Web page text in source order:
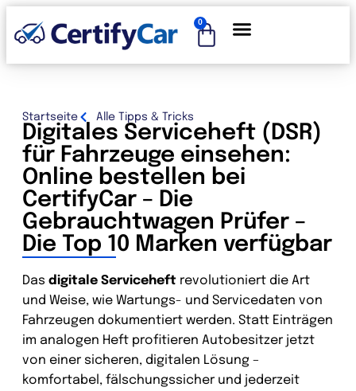
0
Startseite Alle Tipps & Tricks
Digitales Serviceheft (DSR)
für Fahrzeuge einsehen:
Online bestellen bei
CertifyCar – Die
Gebrauchtwagen Prüfer –
Die Top 10 Marken verfügbar
Das digitale Serviceheft revolutioniert die Art
und Weise, wie Wartungs- und Servicedaten von
Fahrzeugen dokumentiert werden. Statt Einträgen
im analogen Heft profitieren Autobesitzer jetzt
von einer sicheren, digitalen Lösung –
komfortabel, fälschungssicher und jederzeit